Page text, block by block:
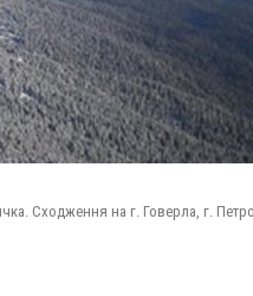
Сходження на г. Говерла, г.